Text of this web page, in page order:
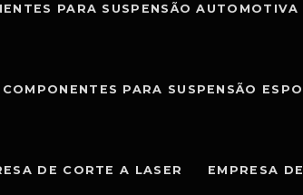
PARA SUSPENSÃO AUTOMOTIVA
COMPONENTES PARA SUSPENSÃO
DE CORTE A LASER EMPRESA